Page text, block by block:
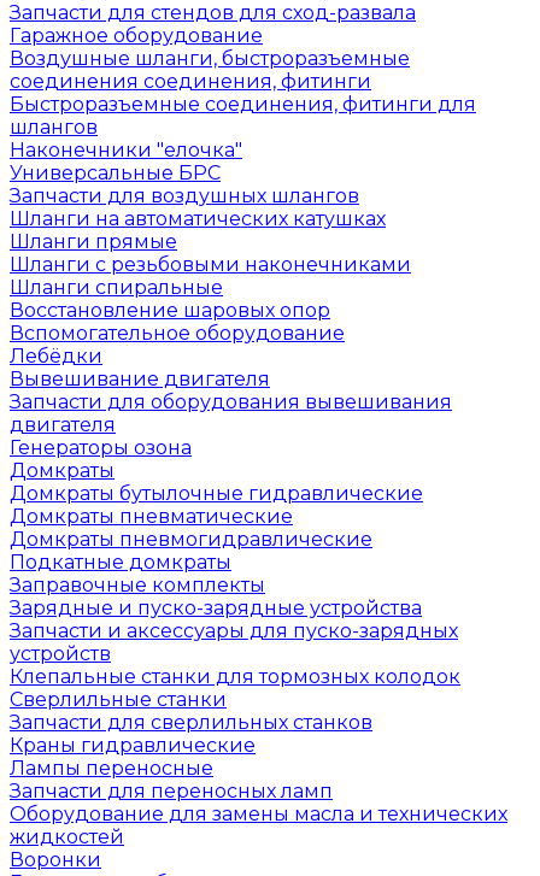
Запчасти для стендов для сход-развала
Гаражное оборудование
Воздушные шланги, быстроразъемные
соединения соединения, фитинги
Быстроразъемные соединения, фитинги для
шлангов
Наконечники "елочка"
Универсальные БРС
Запчасти для воздушных шлангов
Шланги на автоматических катушках
Шланги прямые
Шланги с резьбовыми наконечниками
Шланги спиральные
Восстановление шаровых опор
Вспомогательное оборудование
Лебёдки
Вывешивание двигателя
Запчасти для оборудования вывешивания
двигателя
Генераторы озона
Домкраты
Домкраты бутылочные гидравлические
Домкраты пневматические
Домкраты пневмогидравлические
Подкатные домкраты
Заправочные комплекты
Зарядные и пуско-зарядные устройства
Запчасти и аксессуары для пуско-зарядных
устройств
Клепальные станки для тормозных колодок
Сверлильные станки
Запчасти для сверлильных станков
Краны гидравлические
Лампы переносные
Запчасти для переносных ламп
Оборудование для замены масла и технических
жидкостей
Воронки